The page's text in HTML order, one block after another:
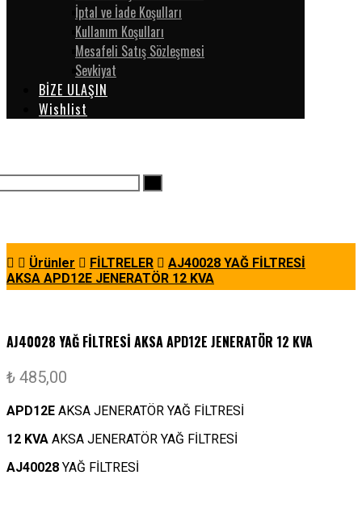
İptal ve İade Koşulları
Kullanım Koşulları
Mesafeli Satış Sözleşmesi
Sevkiyat
BİZE ULAŞIN
Wishlist
Ürünler FİLTRELER
AJ40028 YAĞ FİLTRESİ
AKSA APD12E JENERATÖR 12 KVA
AJ40028 YAĞ FİLTRESİ AKSA APD12E JENERATÖR 12 KVA
₺ 485,00
APD12E AKSA JENERATÖR YAĞ FİLTRESİ
12 KVA AKSA JENERATÖR YAĞ FİLTRESİ
AJ40028 YAĞ FİLTRESİ